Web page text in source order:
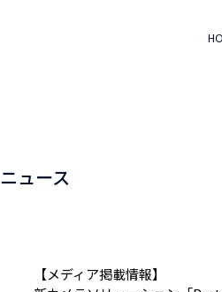
ニュース
【メディア掲載情報】